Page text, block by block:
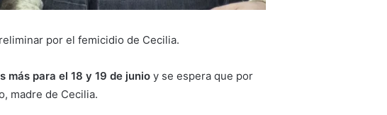
por el femicidio de Cecilia.
más para el 18 y 19 de junio y se espera que por
madre de Cecilia.